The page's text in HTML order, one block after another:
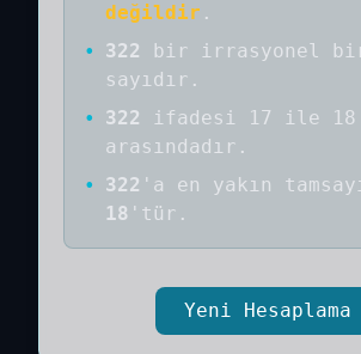
değildir .
•
322 bir
irrasyonel
sayıdır .
•
322
ifadesi 17 ile 18
arasındadır.
•
322 'a en yakın
18 'tür.
Yeni Hesaplama